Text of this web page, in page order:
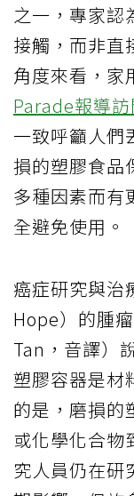
之一，專家認
接觸，而非直
角度來看，家
Parade報導訪
一致呼籲人們
損的塑膠食品
多種因素而有
全避免使用。
癌症研究與治
Hope）的腫
Tan，音譯）
塑膠容器是材
的是，磨損的
或化學化合物
究人員仍在研